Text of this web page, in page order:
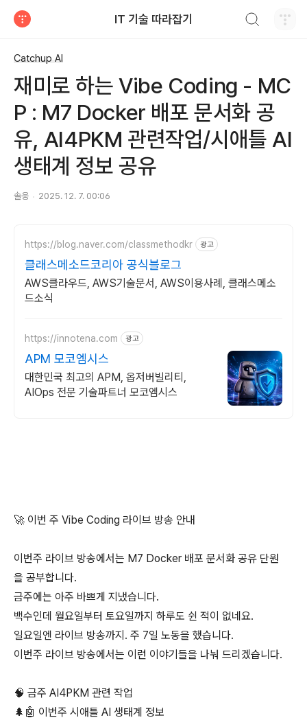
IT 기술 따라잡기
Catchup AI
재미로 하는 Vibe Coding - MC
P : M7 Docker 배포 문서화 공
유, AI4PKM 관련작업/시애틀 AI
생태계 정보 공유
솔웅 2025. 12. 7. 00:06
https://blog.naver.com/classmethodkr 광고
클래스메소드코리아 공식블로그
AWS클라우드, AWS기술문서, AWS이용사례, 클래스메소
드소식
https://innotena.com 광고
APM 모코엠시스
대한민국 최고의 APM, 옵저버빌리티,
AIOps 전문 기술파트너 모코엠시스
🚀 이번 주 Vibe Coding 라이브 방송 안내
이번주 라이브 방송에서는 M7 Docker 배포 문서화 공유 단원
을 공부합니다.
금주에는 아주 바쁘게 지냈습니다.
백수인데 월요일부터 토요일까지 하루도 쉰 적이 없네요.
일요일엔 라이브 방송까지. 주 7일 노동을 했습니다.
이번주 라이브 방송에서는 이런 이야기들을 나눠 드리겠습니다.
🧠 금주 AI4PKM 관련 작업
🌲🤖 이번주 시애틀 AI 생태계 정보